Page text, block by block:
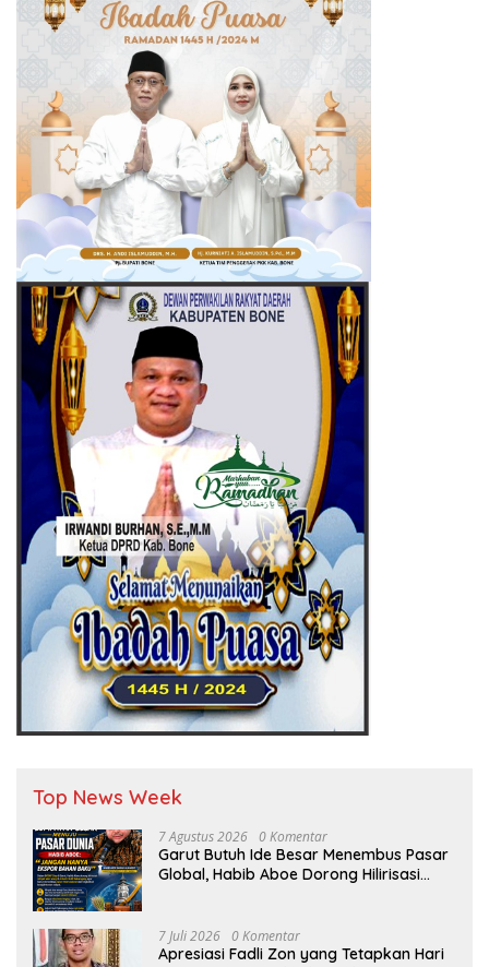
Top News Week
7 Agustus 2026 0 Komentar
Garut Butuh Ide Besar Menembus Pasar
Global, Habib Aboe Dorong Hilirisasi
7 Juli 2026 0 Komentar
Apresiasi Fadli Zon yang Tetapkan Hari